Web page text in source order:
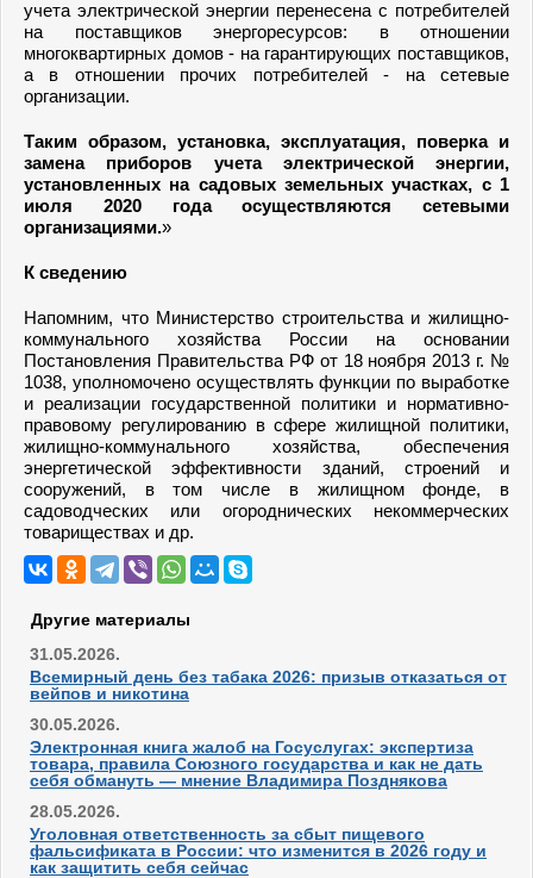
учета электрической энергии перенесена с потребителей
на поставщиков энергоресурсов: в отношении
многоквартирных домов - на гарантирующих поставщиков,
а в отношении прочих потребителей - на сетевые
организации.
Таким образом, установка, эксплуатация, поверка и
замена приборов учета электрической энергии,
установленных на садовых земельных участках, с 1
июля 2020 года осуществляются сетевыми
организациями.»
К сведению
Напомним, что Министерство строительства и жилищно-
коммунального хозяйства России на основании
Постановления Правительства РФ от 18 ноября 2013 г. №
1038, уполномочено осуществлять функции по выработке
и реализации государственной политики и нормативно-
правовому регулированию в сфере жилищной политики,
жилищно-коммунального хозяйства, обеспечения
энергетической эффективности зданий, строений и
сооружений, в том числе в жилищном фонде, в
садоводческих или огороднических некоммерческих
товариществах и др.
Другие материалы
31.05.2026.
Всемирный день без табака 2026: призыв отказаться от
вейпов и никотина
30.05.2026.
Электронная книга жалоб на Госуслугах: экспертиза
товара, правила Союзного государства и как не дать
себя обмануть — мнение Владимира Позднякова
28.05.2026.
Уголовная ответственность за сбыт пищевого
фальсификата в России: что изменится в 2026 году и
как защитить себя сейчас